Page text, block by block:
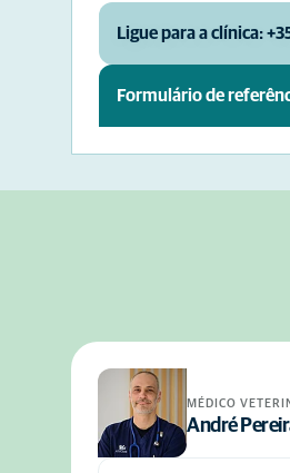
Ligue para a clínica:
Formulário de
MÉDICO
André